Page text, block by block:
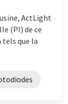
ActLight
(PI) de ce
que la